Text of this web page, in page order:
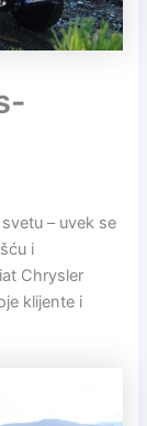
– uvek se
i
Chrysler
klijente i